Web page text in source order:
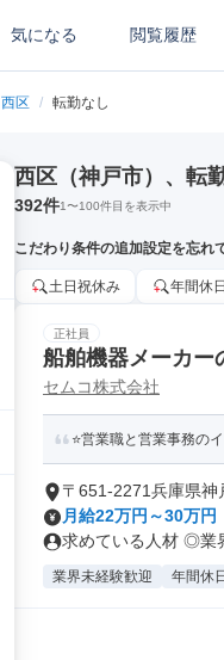
気になる 閲覧履歴
西区 / 転勤なし
西区（神戸市）、転
392件1〜100件目を表示中
こだわり条件の追加設定を忘れ
土日祝休み 年間休
正社員
船舶機器メーカー
セムコ株式会社
⭐営業職と営業事務の
〒651-2271兵庫県神
月給22万円～30万円
求めている人材 ◎業
業界未経験歓迎 年間休